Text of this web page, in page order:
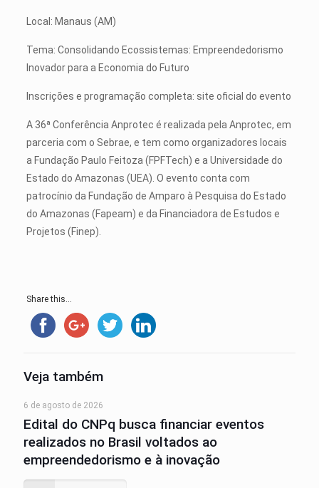
Local: Manaus (AM)
Tema: Consolidando Ecossistemas: Empreendedorismo
Inovador para a Economia do Futuro
Inscrições e programação completa: site oficial do evento
A 36ª Conferência Anprotec é realizada pela Anprotec, em
parceria com o Sebrae, e tem como organizadores locais
a Fundação Paulo Feitoza (FPFTech) e a Universidade do
Estado do Amazonas (UEA). O evento conta com
patrocínio da Fundação de Amparo à Pesquisa do Estado
do Amazonas (Fapeam) e da Financiadora de Estudos e
Projetos (Finep).
Share this...
Veja também
6 de agosto de 2026
Edital do CNPq busca financiar eventos
realizados no Brasil voltados ao
empreendedorismo e à inovação